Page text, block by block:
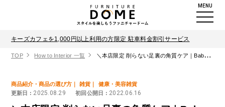
MENU
キーズカフェを1,000円以上利用の方限定 駐車料金割引サービス
TOP How to Interior 一覧 ＼本店限定 削らない足裏の角質ケア｜Baby Foot（ベビーフット） ファニチャードーム本店
商品紹介・商品の選び方 雑貨
健康・美容雑貨
更新日 : 2025.08.29 初回公開日 : 2022.06.16